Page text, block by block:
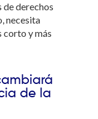
de derechos
necesita
corto y más
de la